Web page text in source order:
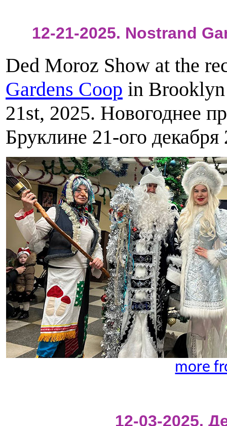
12-21-2025. Nostrand
Ded Moroz Show at the
Gardens Coop in Brooklyn
21st, 2025. Новогоднее
Бруклине 21-ого декабря
more
12-03-2025.